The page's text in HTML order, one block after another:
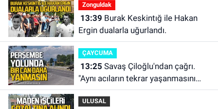
Zonguldak
13:39
Ergin dualarla uğurlandı.
ÇAYCUMA
13:25
"Aynı acıların tekrar yaşanmasını
istemiyoruz”
ULUSAL